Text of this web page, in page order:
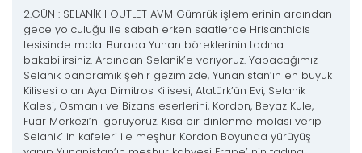
2.GÜN : SELANİK l OUTLET AVM Gümrük işlemlerinin ardından
gece yolculuğu ile sabah erken saatlerde Hrisanthidis
tesisinde mola. Burada Yunan böreklerinin tadına
bakabilirsiniz. Ardından Selanik’e varıyoruz. Yapacağımız
Selanik panoramik şehir gezimizde, Yunanistan’ın en büyük
Kilisesi olan Aya Dimitros Kilisesi, Atatürk’ün Evi, Selanik
Kalesi, Osmanlı ve Bizans eserlerini, Kordon, Beyaz Kule,
Fuar Merkezi’ni görüyoruz. Kısa bir dinlenme molası verip
Selanik’ in kafeleri ile meşhur Kordon Boyunda yürüyüş